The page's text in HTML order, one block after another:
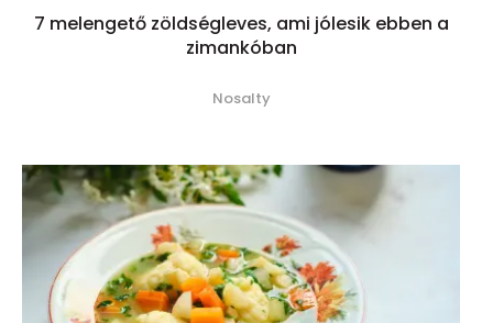
7 melengető zöldségleves, ami jólesik ebben a
zimankóban
Nosalty